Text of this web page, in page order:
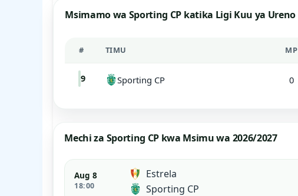
Msimamo wa Sporting CP katika Ligi Kuu ya Ureno
# TIMU MP
9 Sporting CP 0
Mechi za Sporting CP kwa Msimu wa 2026/2027
Aug 8
18:00
Estrela
Sporting CP